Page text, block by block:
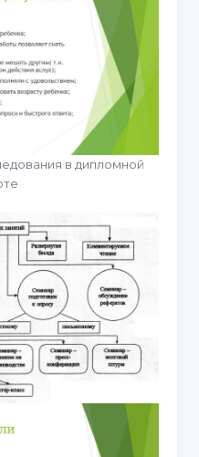
в дипломной